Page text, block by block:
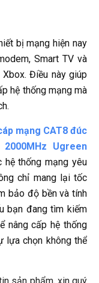
bị mạng hiện nay
Smart TV và
Điều này giúp
hệ thống mạng mà
mạng CAT8 đúc
Ugreen
hệ thống mạng yêu
chỉ mang lại tốc
bảo độ bền và tính
bạn đang tìm kiếm
nâng cấp hệ thống
lựa chọn không thể